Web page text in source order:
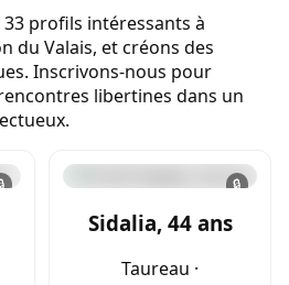
profils intéressants à
du Valais, et créons des
Inscrivons-nous pour
libertines dans un
🔒
Sidalia, 44 ans
Taureau ·